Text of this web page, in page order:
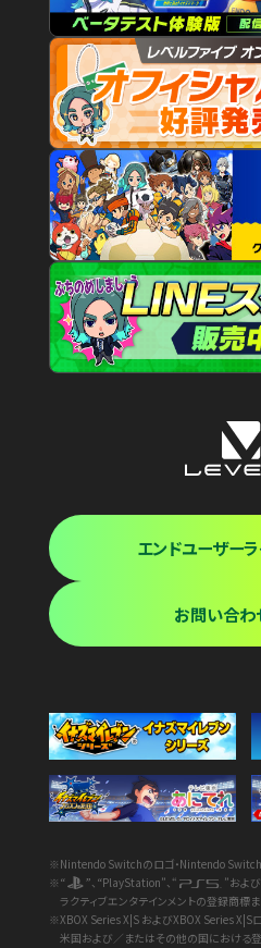
エンドユーザー
お問い合わ
※Nintendo Switchのロゴ・Nintendo Switch
※“
”、“PlayStation”、“ ”およ
ラクティブエンタテインメントの登録商標ま
※XBOX Series X|S およびXBOX Series X|S
米国および／またはその他の国における